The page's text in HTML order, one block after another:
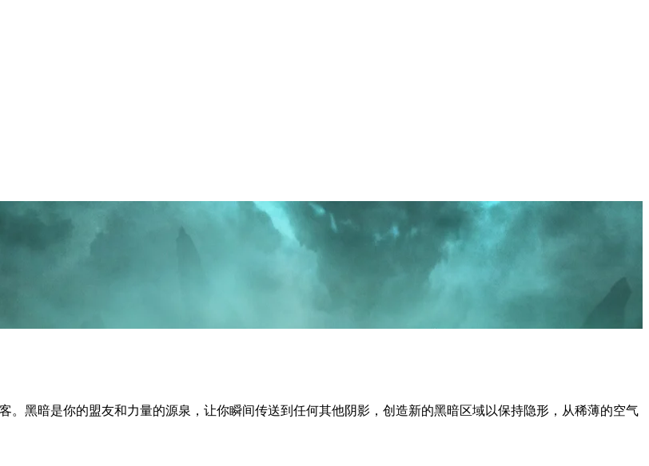
。黑暗是你的盟友和力量的源泉，让你瞬间传送到任何其他阴影，创造新的黑暗区域以保持隐形，从稀薄的空气